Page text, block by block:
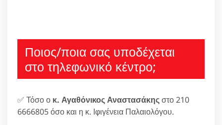
Ποιος/ποια σας υποδέχεται
στο τηλεφωνικό κέντρο;
✅ Τόσο ο κ. Αγαθόνικος Αναστασάκηςστο 210
6666805 όσο και η κ. Ιφιγένεια Παλαιολόγου.